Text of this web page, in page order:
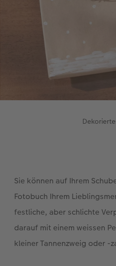
Sie können auf Ihrem
Fotobuch Ihrem
festliche, aber schlichte
darauf mit einem weissen
kleiner Tannenzweig oder -